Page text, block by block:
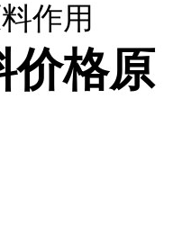
作用
价格原